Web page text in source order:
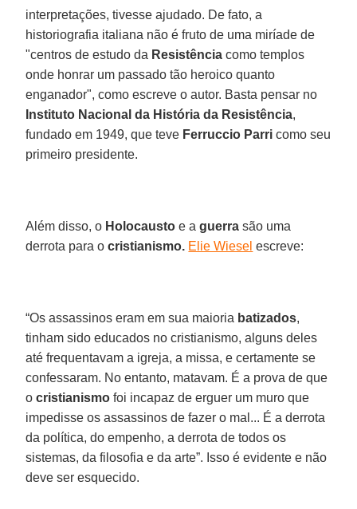
interpretações, tivesse ajudado. De fato, a
historiografia italiana não é fruto de uma miríade de
"centros de estudo da Resistência como templos
onde honrar um passado tão heroico quanto
enganador", como escreve o autor. Basta pensar no
Instituto Nacional da História da Resistência,
fundado em 1949, que teve Ferruccio Parri como seu
primeiro presidente.
Além disso, o Holocausto e aguerra são uma
derrota para ocristianismo. Elie Wiesel escreve:
“Os assassinos eram em sua maioria batizados,
tinham sido educados no cristianismo, alguns deles
até frequentavam a igreja, a missa, e certamente se
confessaram. No entanto, matavam. É a prova de que
ocristianismo foi incapaz de erguer um muro que
impedisse os assassinos de fazer o mal... É a derrota
da política, do empenho, a derrota de todos os
sistemas, da filosofia e da arte”. Isso é evidente e não
deve ser esquecido.